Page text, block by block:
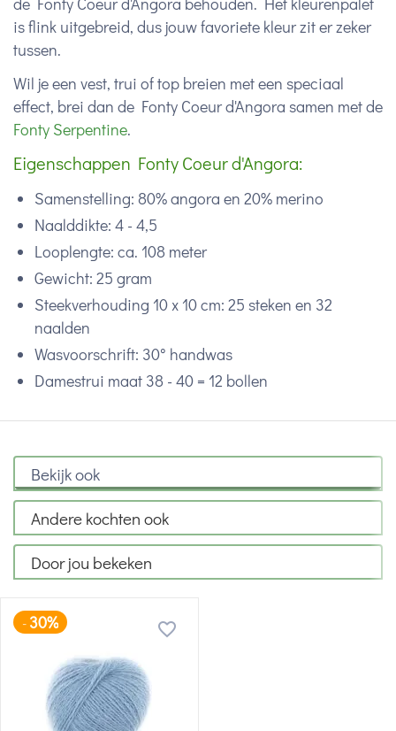
is flink uitgebreid, dus jouw favoriete kleur zit er zeker
tussen.
Wil je een vest, trui of top breien met een speciaal
effect, brei dan de Fonty Coeur d'Angora samen met de
Fonty Serpentine.
Eigenschappen Fonty Coeur d'Angora:
Samenstelling: 80% angora en 20% merino
Naalddikte: 4 - 4,5
Looplengte: ca. 108 meter
Gewicht: 25 gram
Steekverhouding 10 x 10 cm: 25 steken en 32
naalden
Wasvoorschrift: 30° handwas
Damestrui maat 38 - 40 = 12 bollen
Bekijk ook
Andere kochten ook
Door jou bekeken
-30%